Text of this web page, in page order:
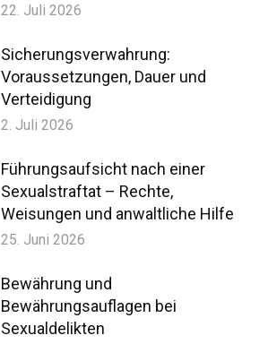
22. Juli 2026
Sicherungsverwahrung:
Voraussetzungen, Dauer und
Verteidigung
2. Juli 2026
Führungsaufsicht nach einer
Sexualstraftat – Rechte,
Weisungen und anwaltliche Hilfe
25. Juni 2026
Bewährung und
Bewährungsauflagen bei
Sexualdelikten